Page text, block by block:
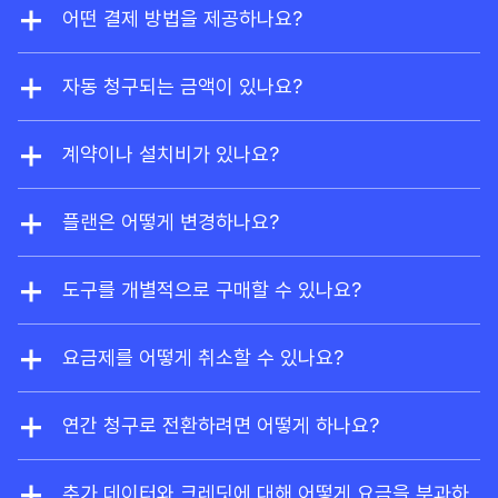
소유자라면Ahrefs Free 에 가입해 사이트 익스플로
니다.
어떤 결제 방법을 제공하나요?
저희는 비자, 마스터카드, 아메리칸 익스프레스, 유니
온페이를 지원합니다. 엔터프라이즈 요금제의 경우,
자동 청구되는 금액이 있나요?
네, 미리 결제하지 않으신 추가 사용자는 사용량에 따
라 자동으로 요금이 청구됩니다. 또한 사용량 기반 크
재 플랜의 한도를 초과할 때 요금이 자동으로 부과됩
계약이나 설치비가 있나요?
계약이나 설치 비용이 없습니다. 언제든지 플랜을 변
경하거나 Ahrefs 구독을 취소할 수 있습니다.
플랜은 어떻게 변경하나요?
계정 설정에서 언제든지 업그레이드하거나 다운그레
이드할 수 있습니다. 업그레이드는 즉시 적용되며, 다
됩니다.
도구를 개별적으로 구매할 수 있나요?
네, 브랜드 레이더는 독립형 도구로 제공됩니다. 구매
시 Ahrefs Free 계정도 함께 제공됩니다.
요금제를 어떻게 취소할 수 있나요?
언제든지 계정 설정에서 플랜을 취소할 수 있습니다.
취소하시면 구독 기간이 끝날 때까지 플랜을 계속 사
플로러 및 사이트 감사에 제한된 무료 접근 권한이 포
연간 청구로 전환하려면 어떻게 하나요?
support@ahrefs.com으로 지원팀에 연락해 주세
요.
추가 데이터와 크레딧에 대해 어떻게 요금을 부과하